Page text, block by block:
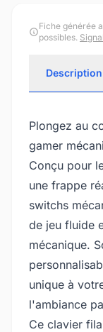
Fiche générée
possibles.
Description
Plongez au
gamer
Conçu pour
une frappe
switchs
de jeu fluide
mécanique.
unique à
l'ambiance
Ce clavier